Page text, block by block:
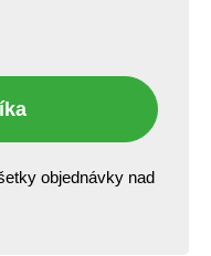
objednávky nad